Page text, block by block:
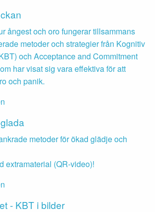
ångest och oro fungerar tillsammans
metoder och strategier från Kognitiv
och Acceptance and Commitment
har visat sig vara effektiva för att
och panik.
metoder för ökad glädje och
extramaterial (QR-video)!
- KBT i bilder